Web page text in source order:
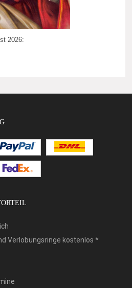
2026:
Verlobungsringe kostenlos *